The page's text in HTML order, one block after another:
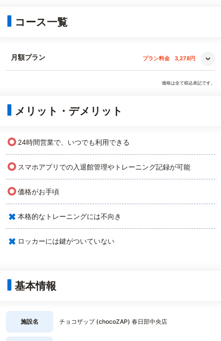
コース一覧
月額プラン プラン料金 3,278円
価格は全て税込表記です。
メリット・デメリット
○ 24時間営業で、いつでも利用できる
○ スマホアプリでの入退館管理やトレーニング記録が可能
○価格がお手頃
× 本格的なトレーニングには不向き
× ロッカーには鍵がついていない
基本情報
施設名 チョコザップ (chocoZAP) 春日部中央店